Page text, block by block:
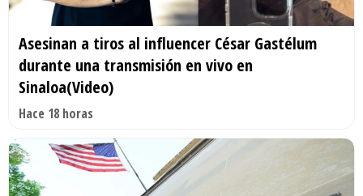
Asesinan a tiros al influencer César Gastélum
durante una transmisión en vivo en
Sinaloa(Video)
Hace 18 horas